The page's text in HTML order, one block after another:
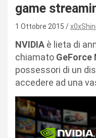
game
1 Ottobre 2015
NVIDIA è lieta di
chiamato GeForce
possessori di un
accedere ad una